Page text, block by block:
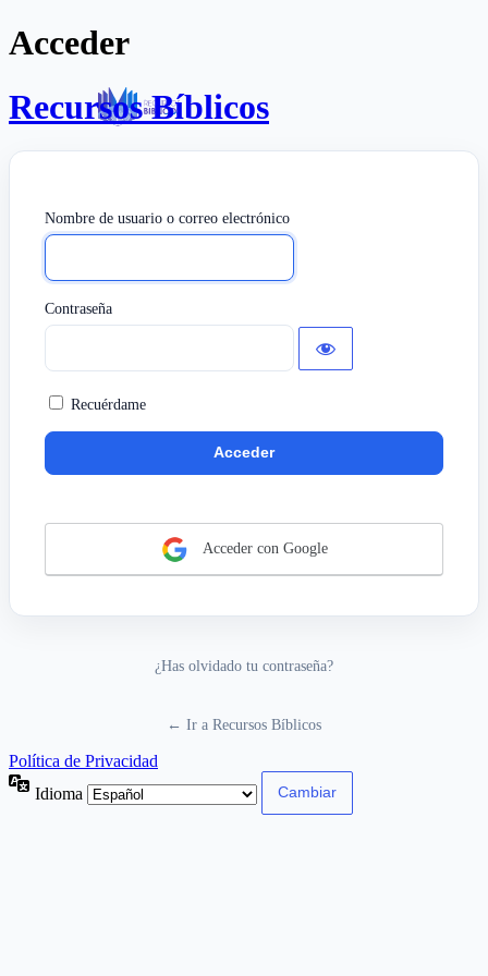
Acceder
Recursos Bíblicos
Nombre de usuario o correo electrónico
Contraseña
Recuérdame
Acceder con Google
¿Has olvidado tu contraseña?
← Ir a Recursos Bíblicos
Política de Privacidad
Idioma